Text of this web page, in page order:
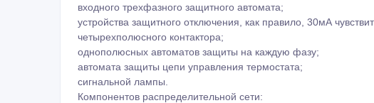
входного трехфазного защитного автомата;
устройства защитного отключения, как правило, 30мА
четырехполюсного контактора;
однополюсных автоматов защиты на каждую фазу;
автомата защиты цепи управления термостата;
сигнальной лампы.
Компонентов распределительной сети: